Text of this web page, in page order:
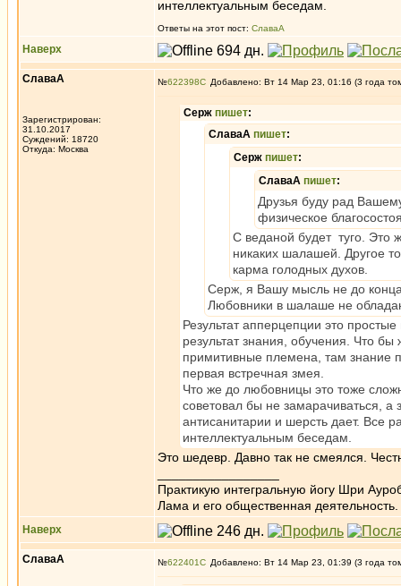
интеллектуальным беседам.
Ответы на этот пост: СлаваА
Наверх
СлаваА
Зарегистрирован:
31.10.2017
Суждений: 18720
Откуда: Москва
№622398 Добавлено: Вт 14 Мар 23, 01:16 (3 года
Серж пишет:
СлаваА пишет:
Серж пишет:
СлаваА пишет:
Друзья буду рад
физическое
С веданой будет туго. Это
никаких шалашей. Другое
карма голодных духов.
Серж, я Вашу мысль не до
Любовники в шалаше не
Результат апперцепции это
результат знания, обучения. Что
примитивные племена, там знание
первая встречная змея.
Что же до любовницы это тоже
советовал бы не замарачиваться, а
антисанитарии и шерсть дает. Все
интеллектуальным беседам.
Это шедевр. Давно так не смеялся.
Практикую интегральную йогу Шри
Лама и его общественная деятельность.
Наверх
СлаваА №622401 Добавлено: Вт 14 Мар 23, 01:39 (3 года